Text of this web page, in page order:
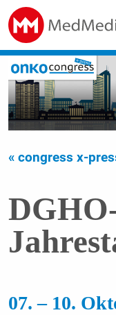
« congress x-
07. – 10.